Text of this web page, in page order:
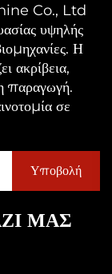
Co., Ltd
υψηλής
Η
ακρίβεια,
παραγωγή.
σε
ΜΑΣ